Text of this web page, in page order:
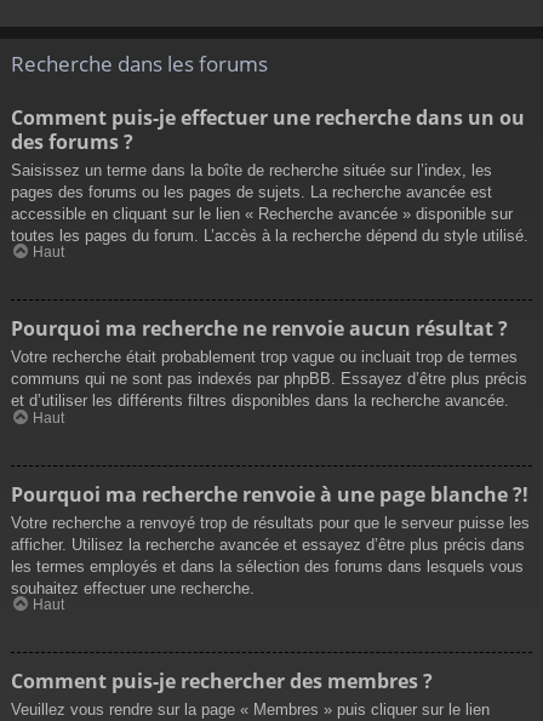
Recherche dans les forums
Comment puis-je effectuer une recherche dans un ou
des forums ?
Saisissez un terme dans la boîte de recherche située sur l’index, les
pages des forums ou les pages de sujets. La recherche avancée est
accessible en cliquant sur le lien « Recherche avancée » disponible sur
toutes les pages du forum. L’accès à la recherche dépend du style utilisé.
Haut
Pourquoi ma recherche ne renvoie aucun résultat ?
Votre recherche était probablement trop vague ou incluait trop de termes
communs qui ne sont pas indexés par phpBB. Essayez d’être plus précis
et d’utiliser les différents filtres disponibles dans la recherche avancée.
Haut
Pourquoi ma recherche renvoie à une page blanche ?!
Votre recherche a renvoyé trop de résultats pour que le serveur puisse les
afficher. Utilisez la recherche avancée et essayez d’être plus précis dans
les termes employés et dans la sélection des forums dans lesquels vous
souhaitez effectuer une recherche.
Haut
Comment puis-je rechercher des membres ?
Veuillez vous rendre sur la page « Membres » puis cliquer sur le lien